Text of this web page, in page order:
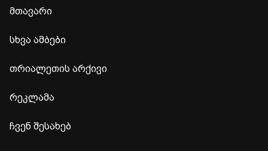
მთავარი
სხვა ამბები
თრიალეთის არქივი
რეკლამა
ჩვენ შესახებ